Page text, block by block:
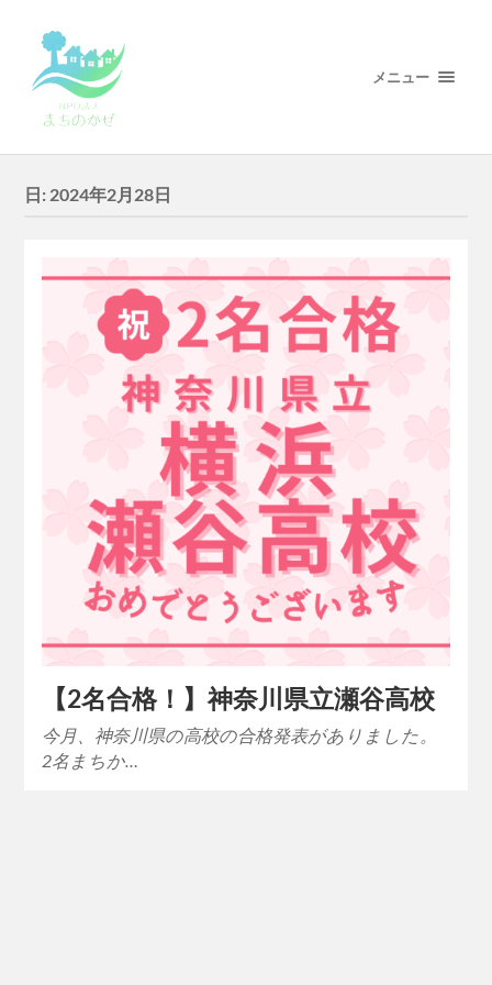
メニュー
日: 2024年2月28日
【2名合格！】神奈川県立瀬谷高校
今月、神奈川県の高校の合格発表がありました。
2名まちか…